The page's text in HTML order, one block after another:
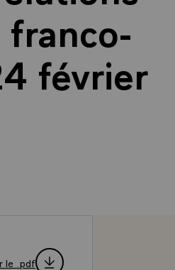
février
le .pdf